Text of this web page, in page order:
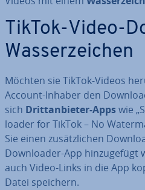
TikTok-Video-
Was­ser­zei­chen
Möchten sie TikTok-Videos
Account-Inhaber den
sich Dritt­an­bie­ter-Appswie
loa­der for TikTok – No
Sie einen zu­sätz­li­chen
Down­loa­der-App hin­zu­ge­fügt
auch Video-Links in die App
Datei speichern.